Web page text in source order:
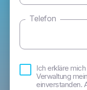
Telefon
Bedingungen
Ich erkläre
Verwaltung
einverstanden.